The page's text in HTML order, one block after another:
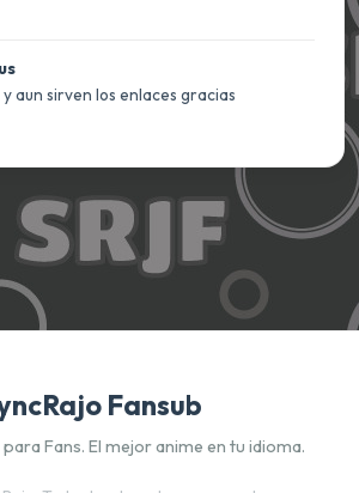
aun sirven los enlaces gracias
Fansub
Fans. El mejor anime en tu idioma.